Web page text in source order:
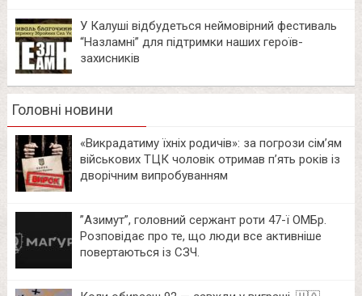
У Калуші відбудеться неймовірний фестиваль
“Назламні” для підтримки наших героїв-
захисників
Головні новини
«Викрадатиму їхніх родичів»: за погрози сім’ям
військових ТЦК чоловік отримав п’ять років із
дворічним випробуванням
⁨”Азимут”, головний сержант роти 47-ї ОМБр.
Розповідає про те, що люди все активніше
повертаються із СЗЧ.